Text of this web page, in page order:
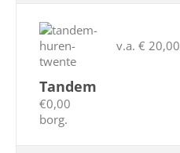
Tandem
€0,00
borg.
v.a. € 20,00